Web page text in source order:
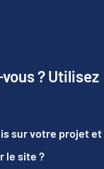
? Utilisez
sur votre projet et
le site ?